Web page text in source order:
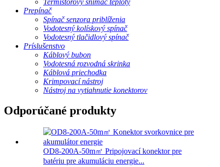
Prepínač
Spínač senzora priblíženia
Vodotesný kolískový spínač
Vodotesný tlačidlový spínač
Príslušenstvo
Káblový bubon
Vodotesná rozvodná skrinka
Káblová priechodka
Krimpovací nástroj
Nástroj na vytiahnutie konektorov
Odporúčané produkty
OD8-200A-50m㎡ Pripojovací konektor pre
batériu pre akumuláciu energie...